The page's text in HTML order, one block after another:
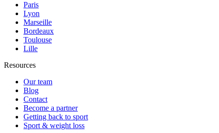
Paris
Lyon
Marseille
Bordeaux
Toulouse
Lille
Resources
Our team
Blog
Contact
Become a partner
Getting back to sport
Sport & weight loss